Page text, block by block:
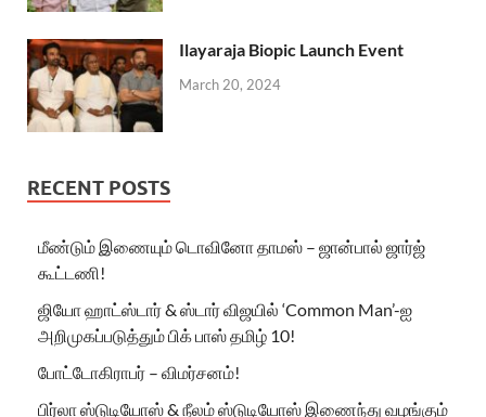
Ilayaraja Biopic Launch Event
March 20, 2024
RECENT POSTS
மீண்டும் இணையும் டொவினோ தாமஸ் – ஜான்பால் ஜார்ஜ்
கூட்டணி!
ஜியோ ஹாட்ஸ்டார் & ஸ்டார் விஜயில் ‘Common Man’-ஐ
அறிமுகப்படுத்தும் பிக் பாஸ் தமிழ் 10!
போட்டோகிராபர் – விமர்சனம்!
பிர்லா ஸ்டுடியோஸ் & நீலம் ஸ்டுடியோஸ் இணைந்து வழங்கும்